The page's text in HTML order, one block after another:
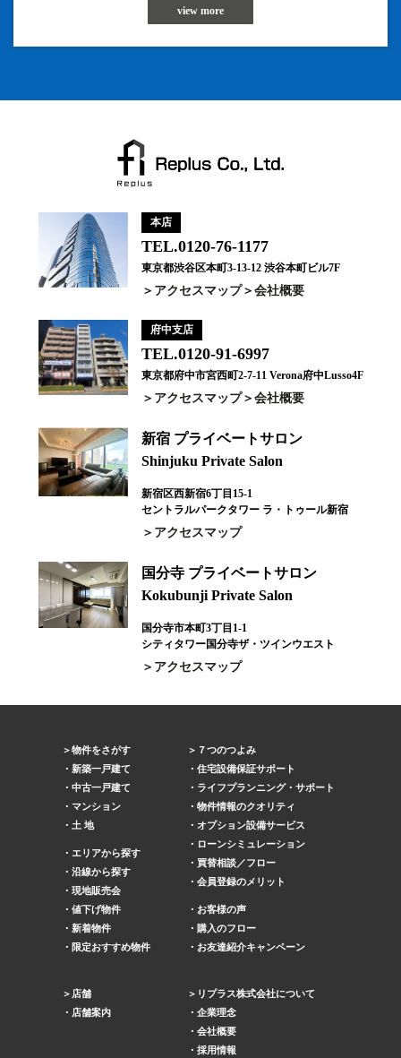
view more
本店
TEL.0120-76-1177
東京都渋谷区本町3-13-12 渋谷本町ビル7F
アクセスマップ 会社概要
府中支店
TEL.0120-91-6997
東京都府中市宮西町2-7-11 Verona府中Lusso4F
アクセスマップ 会社概要
新宿 プライベートサロン
Shinjuku Private Salon
新宿区西新宿6丁目15-1
セントラルパークタワー ラ・トゥール新宿
アクセスマップ
国分寺 プライベートサロン
Kokubunji Private Salon
国分寺市本町3丁目1-1
シティタワー国分寺ザ・ツインウエスト
アクセスマップ
物件をさがす
新築一戸建て
中古一戸建て
マンション
土 地
エリアから探す
沿線から探す
現地販売会
値下げ物件
新着物件
限定おすすめ物件
７つのつよみ
住宅設備保証サポート
ライフプランニング・サポート
物件情報のクオリティ
オプション設備サービス
ローンシミュレーション
買替相談／フロー
会員登録のメリット
お客様の声
購入のフロー
お友達紹介キャンペーン
店舗
店舗案内
リプラス株式会社について
企業理念
会社概要
採用情報